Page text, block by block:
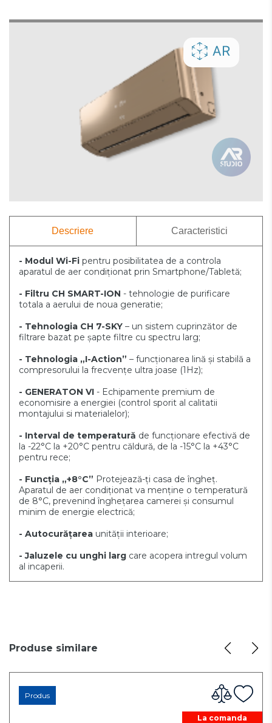
Descriere Caracteristici
- Modul Wi-Fi pentru posibilitatea de a controla
aparatul de aer condiționat prin Smartphone/Tabletă;
- Filtru CH SMART-ION - tehnologie de purificare
totala a aerului de noua generatie;
- Tehnologia CH 7-SKY – un sistem cuprinzător de
filtrare bazat pe șapte filtre cu spectru larg;
- Tehnologia „I-Action” – funcționarea lină și stabilă a
compresorului la frecvențe ultra joase (1Hz);
- GENERATON VI - Echipamente premium de
economisire a energiei (control sporit al calitatii
montajului si materialelor);
- Interval de temperatură de funcționare efectivă de
la -22°C la +20°C pentru căldură, de la -15°C la +43°C
pentru rece;
- Funcția „+8°C” Protejează-ți casa de îngheț.
Aparatul de aer condiționat va menține o temperatură
de 8°C, prevenind înghețarea camerei și consumul
minim de energie electrică;
- Autocurățarea unității interioare;
- Jaluzele cu unghi larg care acopera intregul volum
al incaperii.
Produse similare
La comanda
Produs